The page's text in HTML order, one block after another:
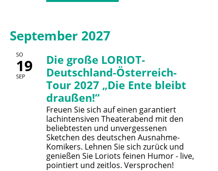
September 2027
SO
19
SEP
Die große LORIOT-
Deutschland-Österreich-
Tour 2027 „Die Ente bleibt
draußen!“
Freuen Sie sich auf einen garantiert
lachintensiven Theaterabend mit den
beliebtesten und unvergessenen
Sketchen des deutschen Ausnahme-
Komikers. Lehnen Sie sich zurück und
genießen Sie Loriots feinen Humor - live,
pointiert und zeitlos. Versprochen!